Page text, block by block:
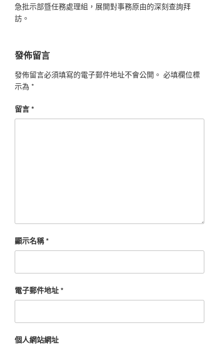
急批示部暨任務處理組，展開對事務原由的深刻查詢拜
訪。
發佈留言
發佈留言必須填寫的電子郵件地址不會公開。 必填欄位標
示為 *
留言*
顯示名稱*
電子郵件地址*
個人網站網址